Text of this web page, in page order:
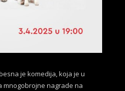
je komedija, koja je u
mnogobrojne nagrade na